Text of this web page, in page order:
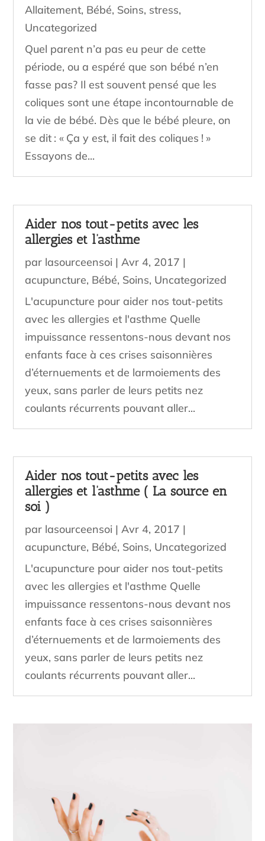
Allaitement, Bébé, Soins, stress,
Uncategorized
Quel parent n’a pas eu peur de cette
période, ou a espéré que son bébé n’en
fasse pas? Il est souvent pensé que les
coliques sont une étape incontournable de
la vie de bébé. Dès que le bébé pleure, on
se dit : « Ça y est, il fait des coliques ! »
Essayons de...
Aider nos tout-petits avec les
allergies et l’asthme
par lasourceensoi |Avr 4, 2017 |
acupuncture, Bébé, Soins, Uncategorized
L'acupuncture pour aider nos tout-petits
avec les allergies et l'asthme Quelle
impuissance ressentons-nous devant nos
enfants face à ces crises saisonnières
d’éternuements et de larmoiements des
yeux, sans parler de leurs petits nez
coulants récurrents pouvant aller...
Aider nos tout-petits avec les
allergies et l’asthme ( La source en
soi )
par lasourceensoi |Avr 4, 2017 |
acupuncture, Bébé, Soins, Uncategorized
L'acupuncture pour aider nos tout-petits
avec les allergies et l'asthme Quelle
impuissance ressentons-nous devant nos
enfants face à ces crises saisonnières
d’éternuements et de larmoiements des
yeux, sans parler de leurs petits nez
coulants récurrents pouvant aller...